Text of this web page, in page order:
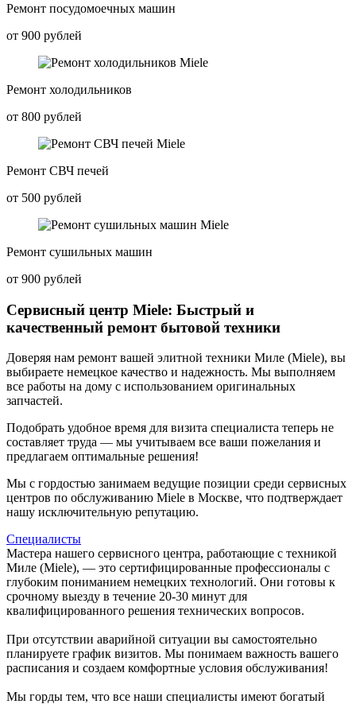
Ремонт посудомоечных машин
от 900 рублей
Ремонт холодильников
от 800 рублей
Ремонт СВЧ печей
от 500 рублей
Ремонт сушильных машин
от 900 рублей
Сервисный центр Miele: Быстрый и
качественный ремонт бытовой техники
Доверяя нам ремонт вашей элитной техники Миле (Miele), вы
выбираете немецкое качество и надежность. Мы выполняем
все работы на дому с использованием оригинальных
запчастей.
Подобрать удобное время для визита специалиста теперь не
составляет труда — мы учитываем все ваши пожелания и
предлагаем оптимальные решения!
Мы с гордостью занимаем ведущие позиции среди сервисных
центров по обслуживанию Miele в Москве, что подтверждает
нашу исключительную репутацию.
Специалисты
Мастера нашего сервисного центра, работающие с техникой
Миле (Miele), — это сертифицированные профессионалы с
глубоким пониманием немецких технологий. Они готовы к
срочному выезду в течение 20-30 минут для
квалифицированного решения технических вопросов.
При отсутствии аварийной ситуации вы самостоятельно
планируете график визитов. Мы понимаем важность вашего
расписания и создаем комфортные условия обслуживания!
Мы горды тем, что все наши специалисты имеют богатый